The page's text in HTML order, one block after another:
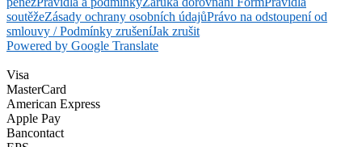
soutěžeZásady ochrany osobních údajůPrávo na odstoupení od
smlouvy / Podmínky zrušeníJak zrušit
Powered by Google Translate
Visa
MasterCard
American Express
Apple Pay
Bancontact